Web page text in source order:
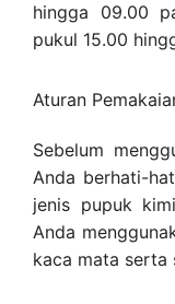
hingga 09.00
pukul 15.00
Aturan
Sebelum
Anda berhati-
jenis pupuk
Anda
kaca mata serta